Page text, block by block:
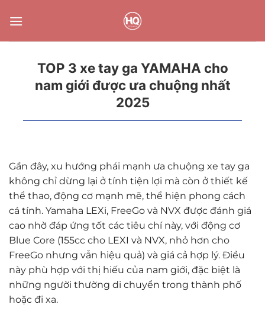
qua
TOP 3 xe tay ga YAMAHA cho
nam giới được ưa chuộng nhất
2025
Gần đây, xu hướng phái mạnh ưa chuộng xe tay ga
không chỉ dừng lại ở tính tiện lợi mà còn ở thiết kế
thể thao, động cơ mạnh mẽ, thể hiện phong cách
cá tính. Yamaha LEXi, FreeGo và NVX được đánh giá
cao nhờ đáp ứng tốt các tiêu chí này, với động cơ
Blue Core (155cc cho LEXI và NVX, nhỏ hơn cho
FreeGo nhưng vẫn hiệu quả) và giá cả hợp lý. Điều
này phù hợp với thị hiếu của nam giới, đặc biệt là
những người thường di chuyển trong thành phố
hoặc đi xa.